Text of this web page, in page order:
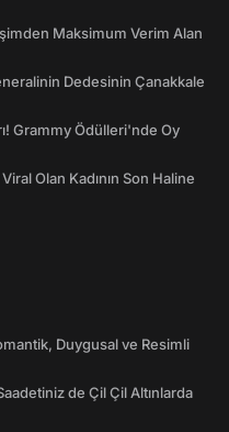
Maksimum Verim Alan
Dedesinin Çanakkale
Grammy Ödülleri'nde Oy
Olan Kadının Son Haline
Duygusal ve Resimli
de Çil Çil Altınlarda